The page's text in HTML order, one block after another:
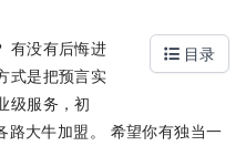
目录
有没有后悔进
式是把预言实
级服务，初
大牛加盟。 希望你有独当一